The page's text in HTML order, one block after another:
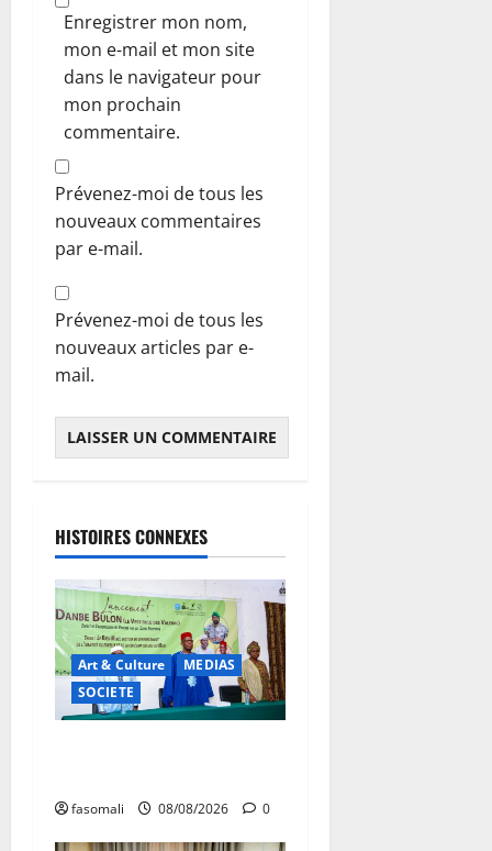
Enregistrer mon nom,
mon e-mail et mon site
dans le navigateur pour
mon prochain
commentaire.
Prévenez-moi de tous les
nouveaux commentaires
par e-mail.
Prévenez-moi de tous les
nouveaux articles par e-
mail.
HISTOIRES CONNEXES
Art & Culture
MEDIAS
SOCIETE
fasomali 08/08/2026 0